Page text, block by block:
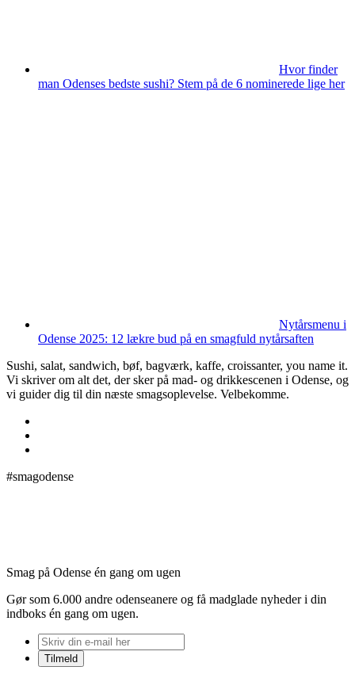
Hvor finder
man Odenses bedste sushi? Stem på de 6 nominerede lige her
Nytårsmenu i
Odense 2025: 12 lækre bud på en smagfuld nytårsaften
Sushi, salat, sandwich, bøf, bagværk, kaffe, croissanter, you name it.
Vi skriver om alt det, der sker på mad- og drikkescenen i Odense, og
vi guider dig til din næste smagsoplevelse. Velbekomme.
#smagodense
Smag på Odense én gang om ugen
Gør som 6.000 andre odenseanere og få madglade nyheder i din
indboks én gang om ugen.